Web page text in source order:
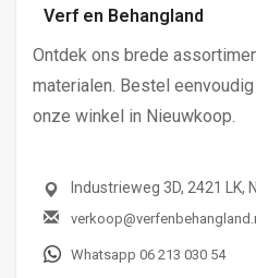
Verf en Behangland
Ontdek ons brede
materialen. Bestel
onze winkel in Nieuwkoop.
Industrieweg 3D, 2421 LK,
Whatsapp 06 213 030 54